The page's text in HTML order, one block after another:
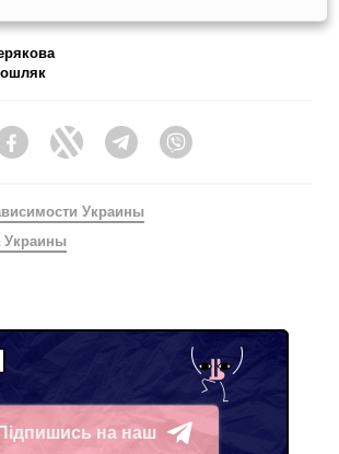
FacebookTwitter Telegram
Украины
Украины
Підпишись на наш
Telegram